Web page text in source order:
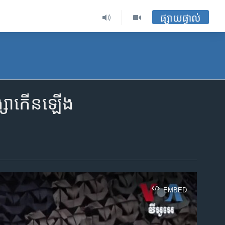
ផ្សាយផ្ទាល់
ា​កើនឡើង
EMBED